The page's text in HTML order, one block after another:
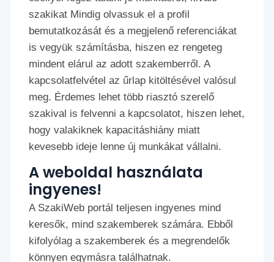
szakikat Mindig olvassuk el a profil
bemutatkozását és a megjelenő referenciákat
is vegyük számításba, hiszen ez rengeteg
mindent elárul az adott szakemberről. A
kapcsolatfelvétel az űrlap kitöltésével valósul
meg. Érdemes lehet több riasztó szerelő
szakival is felvenni a kapcsolatot, hiszen lehet,
hogy valakiknek kapacitáshiány miatt
kevesebb ideje lenne új munkákat vállalni.
A weboldal használata
ingyenes!
A SzakiWeb portál teljesen ingyenes mind
keresők, mind szakemberek számára. Ebből
kifolyólag a szakemberek és a megrendelők
könnyen egymásra találhatnak.